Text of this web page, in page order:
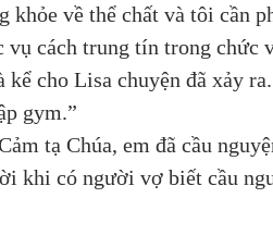
khỏe về thể chất và tôi cần
vụ cách trung tín trong chức
cho Lisa chuyện đã xảy ra.
gym.”
tạ Chúa, em đã cầu
khi có người vợ biết cầu